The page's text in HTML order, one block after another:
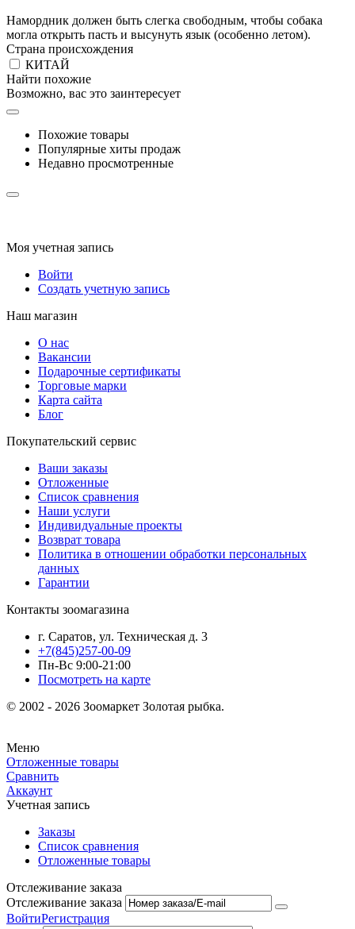
Намордник должен быть слегка свободным, чтобы собака
могла открыть пасть и высунуть язык (особенно летом).
Страна происхождения
КИТАЙ
Найти похожие
Возможно, вас это заинтересует
Похожие товары
Популярные хиты продаж
Недавно просмотренные
Моя учетная запись
Войти
Создать учетную запись
Наш магазин
О нас
Вакансии
Подарочные сертификаты
Торговые марки
Карта сайта
Блог
Покупательский сервис
Ваши заказы
Отложенные
Список сравнения
Наши услуги
Индивидуальные проекты
Возврат товара
Политика в отношении обработки персональных
данных
Гарантии
Контакты зоомагазина
г. Саратов, ул. Техническая д. 3
+7(845)257-00-09
Пн-Вс 9:00-21:00
Посмотреть на карте
© 2002 - 2026 Зоомаркет Золотая рыбка.
Меню
Отложенные товары
Сравнить
Аккаунт
Учетная запись
Заказы
Список сравнения
Отложенные товары
Отслеживание заказа
Отслеживание заказа
ВойтиРегистрация